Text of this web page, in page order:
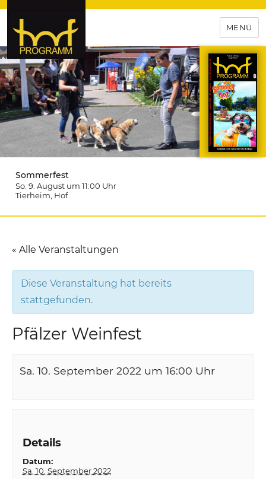
hof-programm – das
Veranstaltungsportal für
Hochfranken
MENÜ
Sommerfest
So. 9. August um 11:00 Uhr
Tierheim , Hof
« Alle Veranstaltungen
Diese Veranstaltung hat bereits
stattgefunden.
Pfälzer Weinfest
Sa. 10. September 2022 um 16:00 Uhr
Details
Datum:
Sa. 10. September 2022